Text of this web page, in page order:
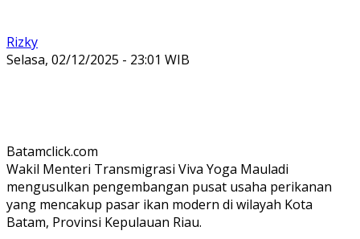
Rizky
Selasa, 02/12/2025 - 23:01 WIB
Batamclick.com
Wakil Menteri Transmigrasi Viva Yoga Mauladi
mengusulkan pengembangan pusat usaha perikanan
yang mencakup pasar ikan modern di wilayah Kota
Batam, Provinsi Kepulauan Riau.